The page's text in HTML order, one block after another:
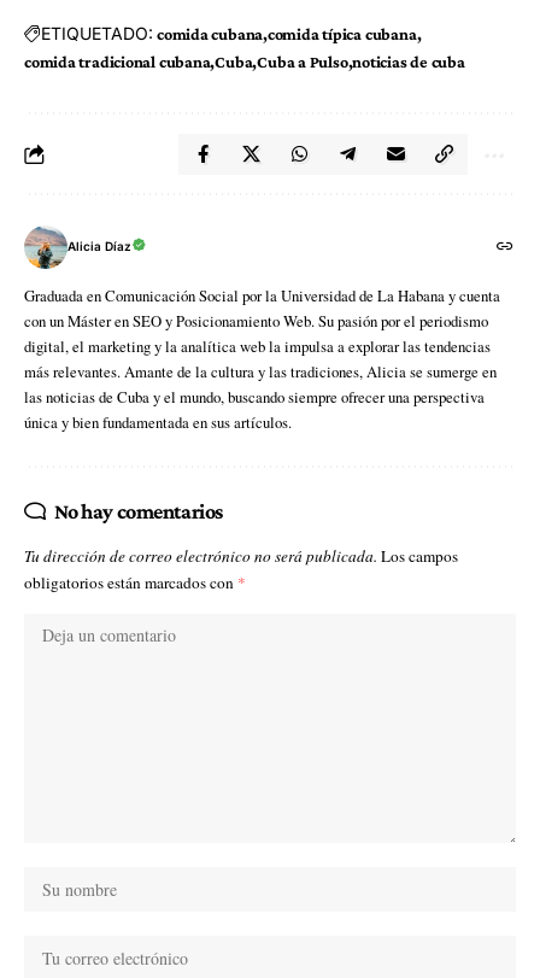
ETIQUETADO: comida cubana comida típica cubana
comida tradicional cubana Cuba Cuba a Pulso noticias de cuba
Alicia Díaz
Graduada en Comunicación Social por la Universidad de La Habana y cuenta
con un Máster en SEO y Posicionamiento Web. Su pasión por el periodismo
digital, el marketing y la analítica web la impulsa a explorar las tendencias
más relevantes. Amante de la cultura y las tradiciones, Alicia se sumerge en
las noticias de Cuba y el mundo, buscando siempre ofrecer una perspectiva
única y bien fundamentada en sus artículos.
No hay comentarios
Tu dirección de correo electrónico no será publicada. Los campos
obligatorios están marcados con *